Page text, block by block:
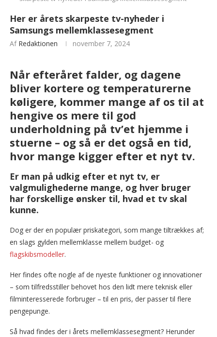
Her er årets skarpeste tv-nyheder i
Samsungs mellemklassesegment
Af Redaktionen november 7, 2024
Når efteråret falder, og dagene
bliver kortere og temperaturerne
køligere, kommer mange af os til at
hengive os mere til god
underholdning på tv’et hjemme i
stuerne – og så er det også en tid,
hvor mange kigger efter et nyt tv.
Er man på udkig efter et nyt tv, er
valgmulighederne mange, og hver bruger
har forskellige ønsker til, hvad et tv skal
kunne.
Dog er der en populær priskategori, som mange tiltrækkes af;
en slags gylden mellemklasse mellem budget- og
flagskibsmodeller.
Her findes ofte nogle af de nyeste funktioner og innovationer
– som tilfredsstiller behovet hos den lidt mere teknisk eller
filminteresserede forbruger – til en pris, der passer til flere
pengepunge.
Så hvad findes der i årets mellemklassesegment? Herunder